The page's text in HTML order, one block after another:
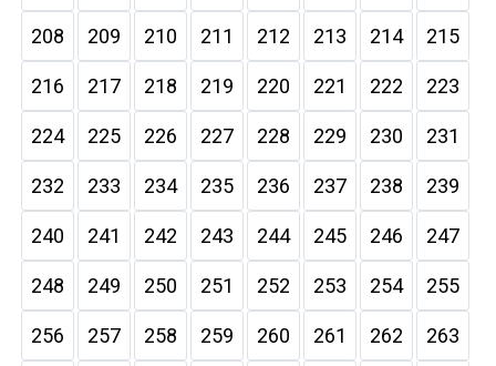
208 209 210 211 212 213 214 215
216 217 218 219 220 221 222 223
224 225 226 227 228 229 230 231
232 233 234 235 236 237 238 239
240 241 242 243 244 245 246 247
248 249 250 251 252 253 254 255
256 257 258 259 260 261 262 263